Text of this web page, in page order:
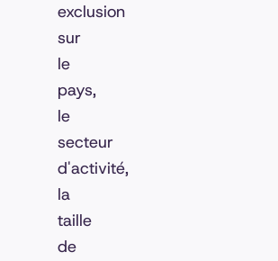
exclusion
sur
le
pays,
le
secteur
d'activité,
la
taille
de